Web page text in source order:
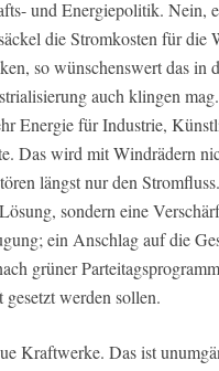
und Energiepolitik. Nein,
die Stromkosten für die
so wünschenswert das in
auch klingen mag.
Energie für Industrie,
Das wird mit Windrädern
längst nur den
sondern eine
ein Anschlag auf die
grüner
werden sollen.
Kraftwerke. Das ist